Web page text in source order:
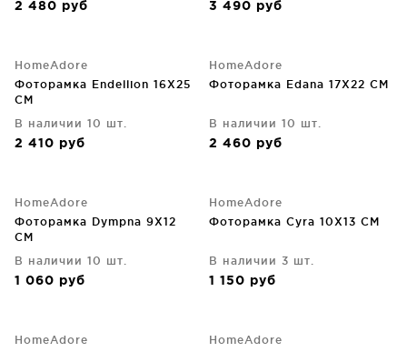
2 480 руб 3 490 руб
HomeAdore
Фоторамка Endellion 16X25
CM
В наличии 10 шт.
2 410 руб
HomeAdore
Фоторамка Edana 17X22 CM
В наличии 10 шт.
2 460 руб
HomeAdore
Фоторамка Dympna 9X12
CM
В наличии 10 шт.
1 060 руб
HomeAdore
Фоторамка Cyra 10X13 CM
В наличии 3 шт.
1 150 руб
HomeAdore
HomeAdore